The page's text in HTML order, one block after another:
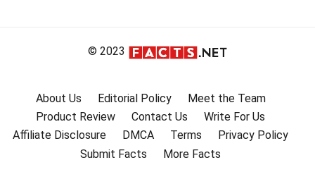
© 2023
About Us Editorial Policy
Meet the Team
Product Review
Contact Us
Write For Us
Affiliate Disclosure
DMCA Terms
Privacy Policy
Submit Facts
More Facts